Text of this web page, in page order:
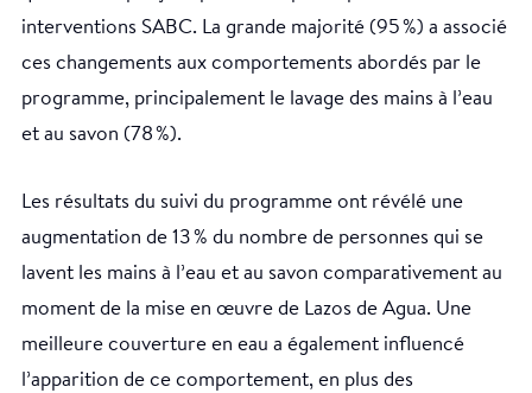
interventions SABC. La grande majorité (95 %) a associé
ces changements aux comportements abordés par le
programme, principalement le lavage des mains à l’eau
et au savon (78 %).
Les résultats du suivi du programme ont révélé une
augmentation de 13 % du nombre de personnes qui se
lavent les mains à l’eau et au savon comparativement au
moment de la mise en œuvre de Lazos de Agua. Une
meilleure couverture en eau a également influencé
l’apparition de ce comportement, en plus des